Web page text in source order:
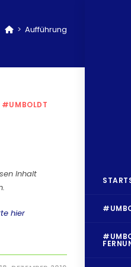
> Aufführung
#UMBOLDT
Inhalt
hier